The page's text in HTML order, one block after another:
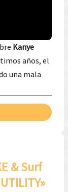
Kanye
años, el
una mala
& Surf